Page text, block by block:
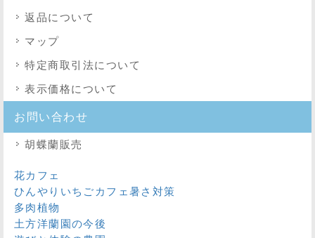
返品について
マップ
特定商取引法について
表示価格について
お問い合わせ
胡蝶蘭販売
花カフェ
ひんやりいちごカフェ暑さ対策
多肉植物
土方洋蘭園の今後